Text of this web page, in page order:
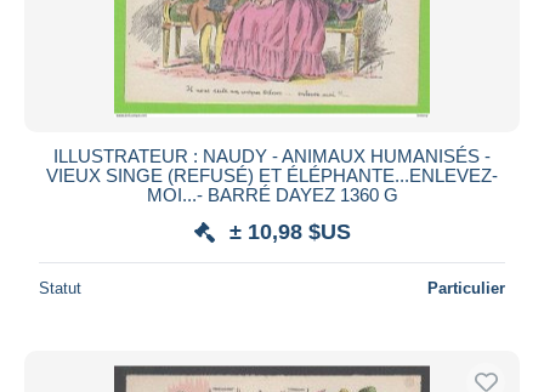
ILLUSTRATEUR : NAUDY - ANIMAUX HUMANISÉS -
VIEUX SINGE (REFUSÉ) ET ÉLÉPHANTE...ENLEVEZ-
MOI...- BARRÉ DAYEZ 1360 G
± 10,98 $US
Statut Particulier